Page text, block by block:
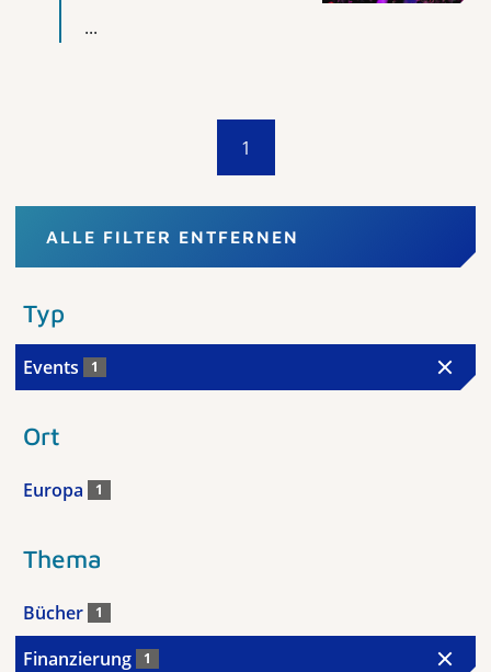
...
1
ALLE FILTER ENTFERNEN
Typ
Events 1
Ort
Europa 1
Thema
Bücher 1
Finanzierung 1